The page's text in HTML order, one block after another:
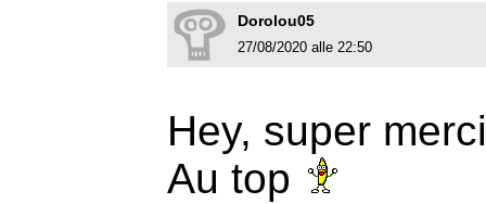
Dorolou05
27/08/2020 alle 22:50
Hey, super
Au top